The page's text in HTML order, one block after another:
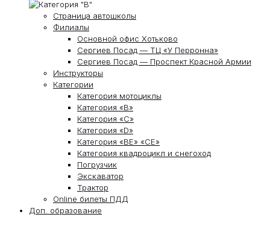
Страница автошколы
Филиалы
Основной офис Хотьково
Сергиев Посад — ТЦ «У Перронна»
Сергиев Посад — Проспект Красной Армии
Инструкторы
Категории
Категория мотоциклы
Категория «В»
Категория «С»
Категория «D»
Категория «ВЕ» «СЕ»
Категория квадроцикл и снегоход
Погрузчик
Экскаватор
Трактор
Online билеты ПДД
Доп. образование